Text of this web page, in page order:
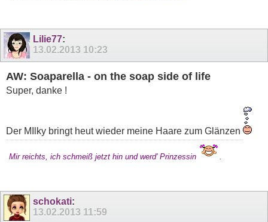
Lilie77:
13.02.2013 10:23
AW: Soaparella - on the soap side of life
Super, danke !
Der MIlky bringt heut wieder meine Haare zum Glänzen
Mir reichts, ich schmeiß jetzt hin und werd' Prinzessin
schokati:
13.02.2013 11:59